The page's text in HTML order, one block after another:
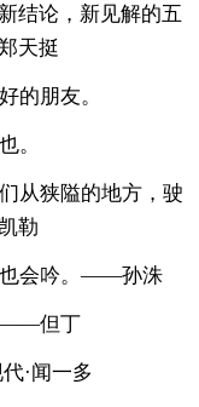
结论，新见解的五
天挺
的朋友。
。
从狭隘的地方，驶
勒
也会吟。——孙洙
——但丁
·闻一多